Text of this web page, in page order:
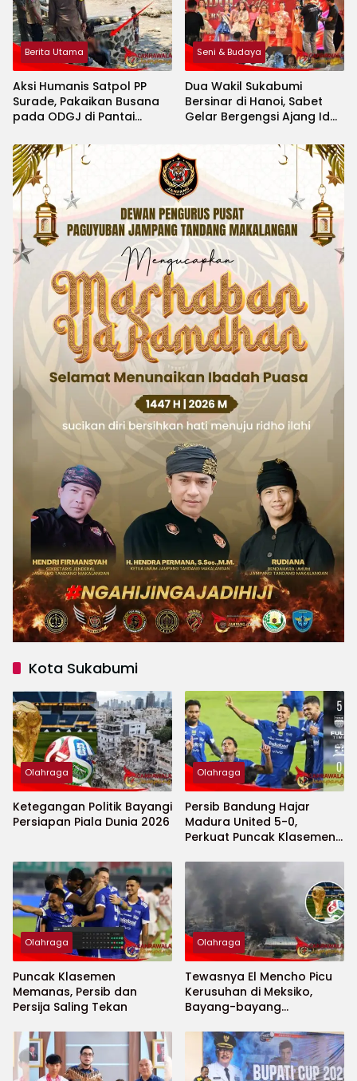
Berita Utama
Aksi Humanis Satpol PP
Surade, Pakaikan Busana
pada ODGJ di Pantai
Seni & Budaya
Dua Wakil Sukabumi
Bersinar di Hanoi, Sabet
Gelar Bergengsi Ajang Idol
Kota Sukabumi
Olahraga
Ketegangan Politik Bayangi
Persiapan Piala Dunia 2026
Olahraga
Persib Bandung Hajar
Madura United 5-0,
Perkuat Puncak Klasemen
Olahraga
Puncak Klasemen
Memanas, Persib dan
Persija Saling Tekan
Olahraga
Tewasnya El Mencho Picu
Kerusuhan di Meksiko,
Bayang-bayang
2026 Menguat